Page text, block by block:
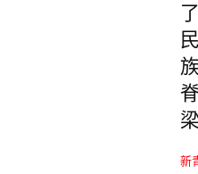
新